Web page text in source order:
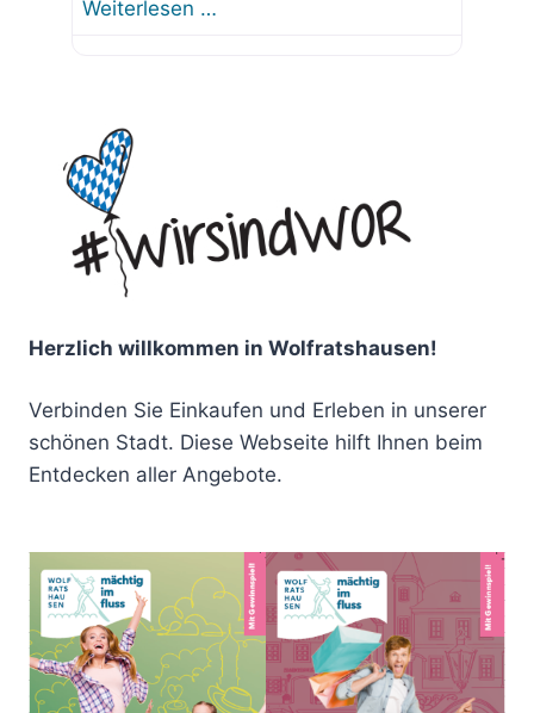
Weiterlesen …
Herzlich willkommen in Wolfratshausen!
Verbinden Sie Einkaufen und Erleben in unserer
schönen Stadt. Diese Webseite hilft Ihnen beim
Entdecken aller Angebote.